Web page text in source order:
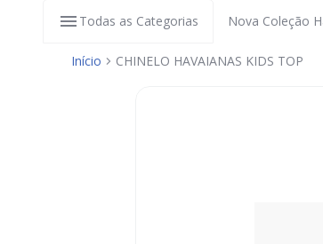
Todas as Categorias Nova Coleção
Início
CHINELO HAVAIANAS KIDS TOP